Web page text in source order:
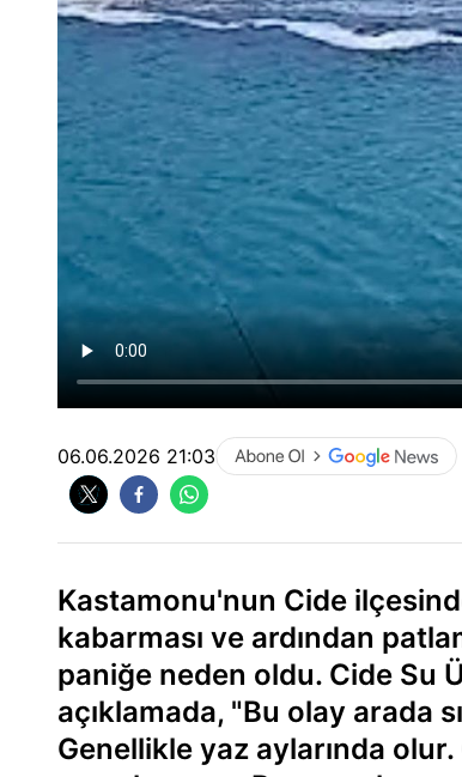
06.06.2026 21:03
Kastamonu'nun Cide
kabarması ve ardından
paniğe neden oldu. Cide Su
açıklamada, "Bu olay arada
Genellikle yaz aylarında